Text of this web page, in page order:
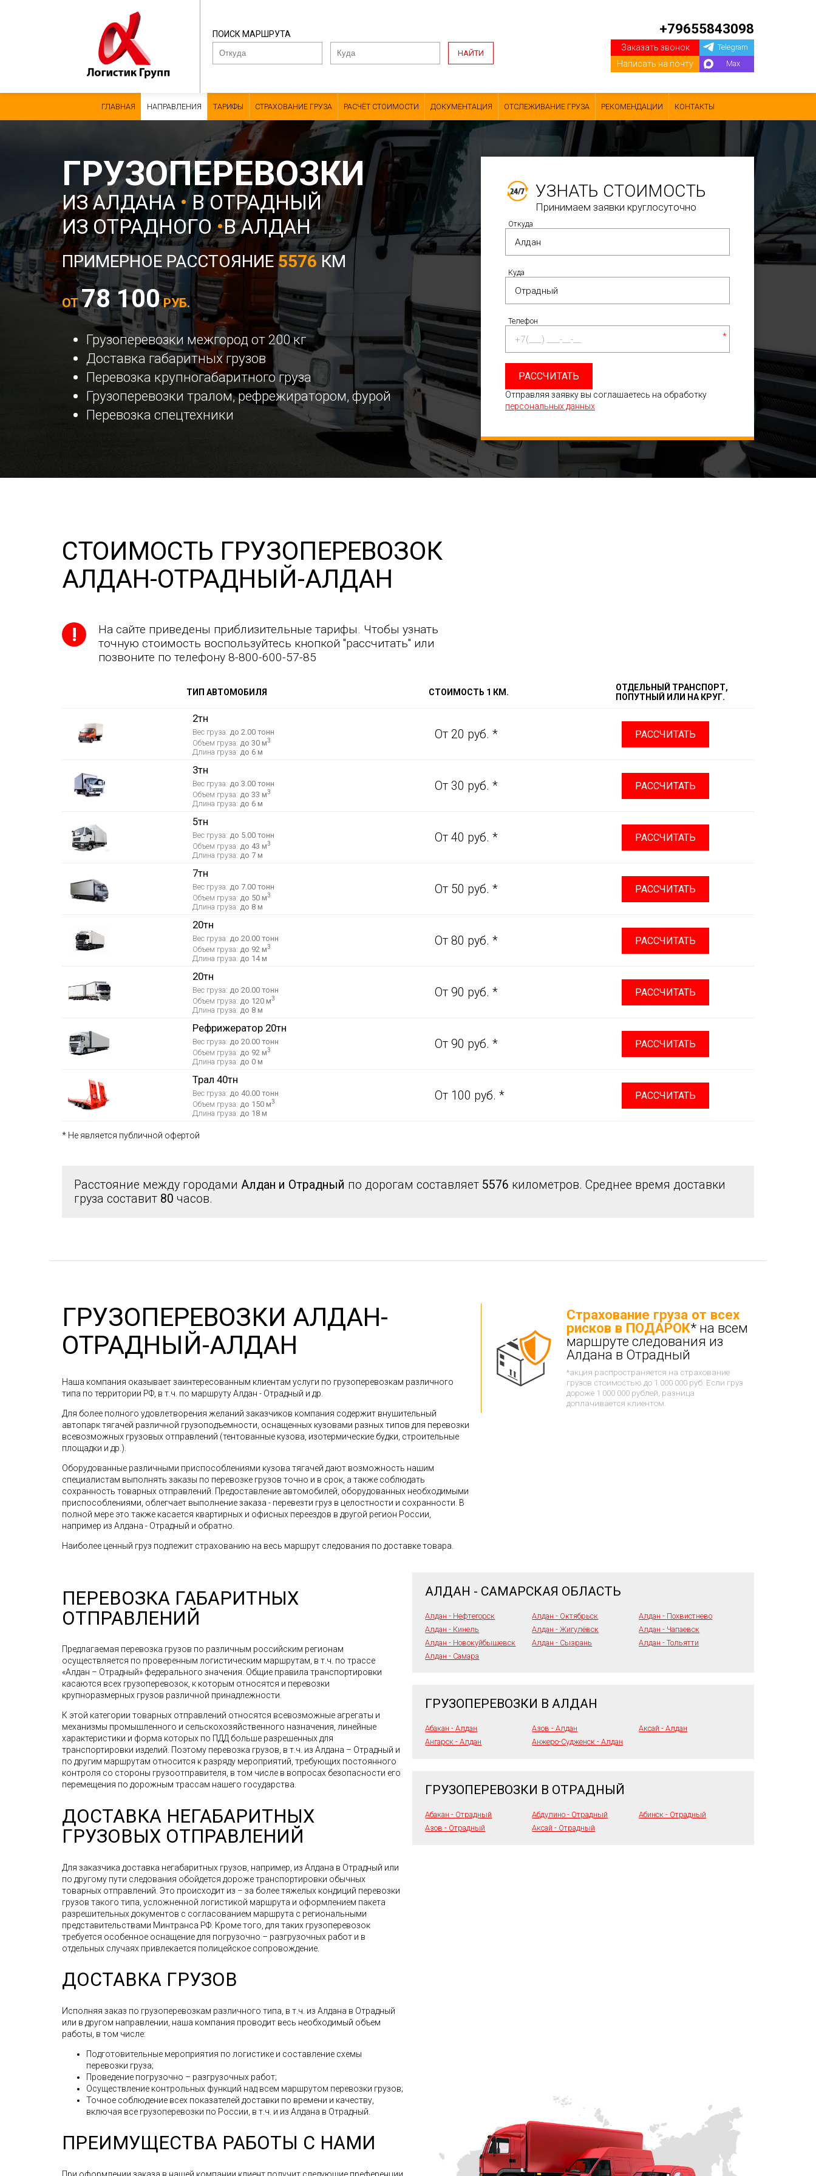
ПОИСК МАРШРУТА
НАЙТИ
+79655843098
Заказать звонок
Написать на почту
Telegram
Max
ГЛАВНАЯ НАПРАВЛЕНИЯ ТАРИФЫ СТРАХОВАНИЕ ГРУЗА РАСЧЁТ СТОИМОСТИ ДОКУМЕНТАЦИЯ ОТСЛЕЖИВАНИЕ ГРУЗА РЕКОМЕНДАЦИИ КОНТАКТЫ
ГРУЗОПЕРЕВОЗКИ
ИЗ АЛДАНА •В ОТРАДНЫЙ
ИЗ ОТРАДНОГО•В АЛДАН
ПРИМЕРНОЕ РАССТОЯНИЕ5576 КМ
ОТ78 100РУБ.
Грузоперевозки межгород от 200 кг
Доставка габаритных грузов
Перевозка крупногабаритного груза
Грузоперевозки тралом, рефрежиратором, фурой
Перевозка спецтехники
УЗНАТЬ СТОИМОСТЬ
Принимаем заявки круглосуточно
Откуда
Куда
Телефон
*
РАССЧИТАТЬ
Отправляя заявку вы соглашаетесь на обработку
персональных данных
СТОИМОСТЬ ГРУЗОПЕРЕВОЗОК
АЛДАН-ОТРАДНЫЙ-АЛДАН
На сайте приведены приблизительные тарифы. Чтобы узнать
точную стоимость воспользуйтесь кнопкой "рассчитать" или
позвоните по телефону 8-800-600-57-85
ТИП АВТОМОБИЛЯ СТОИМОСТЬ 1 КМ.
ОТДЕЛЬНЫЙ ТРАНСПОРТ,
ПОПУТНЫЙ ИЛИ НА КРУГ.
2тн
Вес груза: до 2.00 тонн
Объем груза: до 30 м3
Длина груза: до 6 м
От 20 руб. * РАССЧИТАТЬ
3тн
Вес груза: до 3.00 тонн
Объем груза: до 33 м3
Длина груза: до 6 м
От 30 руб. * РАССЧИТАТЬ
5тн
Вес груза: до 5.00 тонн
Объем груза: до 43 м3
Длина груза: до 7 м
От 40 руб. * РАССЧИТАТЬ
7тн
Вес груза: до 7.00 тонн
Объем груза: до 50 м3
Длина груза: до 8 м
От 50 руб. * РАССЧИТАТЬ
20тн
Вес груза: до 20.00 тонн
Объем груза: до 92 м3
Длина груза: до 14 м
От 80 руб. * РАССЧИТАТЬ
20тн
Вес груза: до 20.00 тонн
Объем груза: до 120 м3
Длина груза: до 8 м
От 90 руб. * РАССЧИТАТЬ
Рефрижератор 20тн
Вес груза: до 20.00 тонн
Объем груза: до 92 м3
Длина груза: до 0 м
От 90 руб. * РАССЧИТАТЬ
Трал 40тн
Вес груза: до 40.00 тонн
Объем груза: до 150 м3
Длина груза: до 18 м
От 100 руб. * РАССЧИТАТЬ
* Не является публичной офертой
Расстояние между городами Алдан и Отрадный по дорогам составляет 5576 километров. Среднее время доставки
груза составит 80 часов.
ГРУЗОПЕРЕВОЗКИ АЛДАН-
ОТРАДНЫЙ-АЛДАН
Наша компания оказывает заинтересованным клиентам услуги по грузоперевозкам различного
типа по территории РФ, в т.ч. по маршруту Алдан - Отрадный и др.
Для более полного удовлетворения желаний заказчиков компания содержит внушительный
автопарк тягачей различной грузоподъемности, оснащенных кузовами разных типов для перевозки
всевозможных грузовых отправлений (тентованные кузова, изотермические будки, строительные
площадки и др.).
Оборудованные различными приспособлениями кузова тягачей дают возможность нашим
специалистам выполнять заказы по перевозке грузов точно и в срок, а также соблюдать
сохранность товарных отправлений. Предоставление автомобилей, оборудованных необходимыми
приспособлениями, облегчает выполнение заказа - перевезти груз в целостности и сохранности. В
полной мере это также касается квартирных и офисных переездов в другой регион России,
например из Алдана - Отрадный и обратно.
Наиболее ценный груз подлежит страхованию на весь маршрут следования по доставке товара.
Страхование груза от всех
рисков в ПОДАРОК* на всем
маршруте следования из
Алдана в Отрадный
*акция распространяется на страхование
грузов стоимостью до 1 000 000 руб. Если груз
дороже 1 000 000 рублей, разница
доплачивается клиентом.
ПЕРЕВОЗКА ГАБАРИТНЫХ
ОТПРАВЛЕНИЙ
Предлагаемая перевозка грузов по различным российским регионам
осуществляется по проверенным логистическим маршрутам, в т.ч. по трассе
«Алдан – Отрадный» федерального значения. Общие правила транспортировки
касаются всех грузоперевозок, к которым относятся и перевозки
крупноразмерных грузов различной принадлежности.
К этой категории товарных отправлений относятся всевозможные агрегаты и
механизмы промышленного и сельскохозяйственного назначения, линейные
характеристики и форма которых по ПДД больше разрешенных для
транспортировки изделий. Поэтому перевозка грузов, в т.ч. из Алдана – Отрадный и
по другим маршрутам относится к разряду мероприятий, требующих постоянного
контроля со стороны грузоотправителя, в том числе в вопросах безопасности его
перемещения по дорожным трассам нашего государства.
ДОСТАВКА НЕГАБАРИТНЫХ
ГРУЗОВЫХ ОТПРАВЛЕНИЙ
Для заказчика доставка негабаритных грузов, например, из Алдана в Отрадный или
по другому пути следования обойдется дороже транспортировки обычных
товарных отправлений. Это происходит из – за более тяжелых кондиций перевозки
грузов такого типа, усложненной логистикой маршрута и оформлением пакета
разрешительных документов с согласованием маршрута с региональными
представительствами Минтранса РФ. Кроме того, для таких грузоперевозок
требуется особенное оснащение для погрузочно – разгрузочных работ и в
отдельных случаях привлекается полицейское сопровождение.
ДОСТАВКА ГРУЗОВ
Исполняя заказ по грузоперевозкам различного типа, в т.ч. из Алдана в Отрадный
или в другом направлении, наша компания проводит весь необходимый объем
работы, в том числе:
Подготовительные мероприятия по логистике и составление схемы
перевозки груза;
Проведение погрузочно – разгрузочных работ;
Осуществление контрольных функций над всем маршрутом перевозки грузов;
Точное соблюдение всех показателей доставки по времени и качеству,
включая все грузоперевозки по России, в т.ч. и из Алдана в Отрадный.
ПРЕИМУЩЕСТВА РАБОТЫ С НАМИ
При оформлении заказа в нашей компании клиент получит следующие преференции
АЛДАН - САМАРСКАЯ ОБЛАСТЬ
Алдан - Нефтегорск Алдан - Октябрьск
Алдан - Похвистнево
Алдан - Кинель
Алдан - Жигулёвск
Алдан - Чапаевск
Алдан - Новокуйбышевск
Алдан - Сызрань
Алдан - Тольятти
Алдан - Самара
ГРУЗОПЕРЕВОЗКИ В АЛДАН
Абакан - Алдан Азов - Алдан
Аксай - Алдан
Ангарск - Алдан
Анжеро-Судженск - Алдан
ГРУЗОПЕРЕВОЗКИ В ОТРАДНЫЙ
Абакан - Отрадный Абдулино - Отрадный
Абинск - Отрадный
Азов - Отрадный
Аксай - Отрадный